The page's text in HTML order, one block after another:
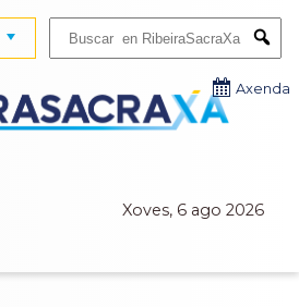
Xoves, 6 ago 2026
Axenda